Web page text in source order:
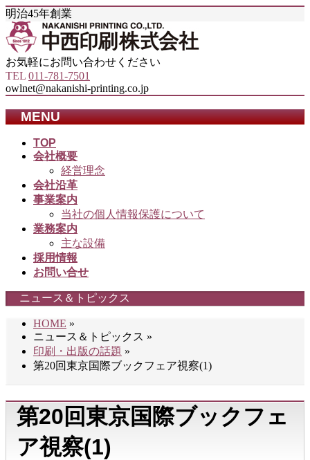
明治45年創業
お気軽にお問い合わせください
TEL 011-781-7501
owlnet@nakanishi-printing.co.jp
MENU
TOP
会社概要
経営理念
会社沿革
事業案内
当社の個人情報保護について
業務案内
主な設備
採用情報
お問い合せ
ニュース＆トピックス
HOME »
ニュース＆トピックス »
印刷・出版の話題 »
第20回東京国際ブックフェア視察(1)
第20回東京国際ブックフェ
ア視察(1)